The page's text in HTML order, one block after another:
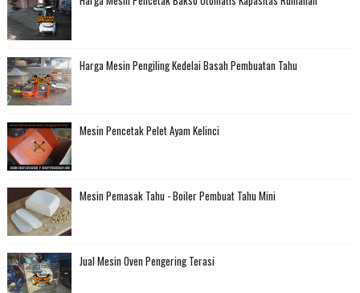
Harga Mesin Pengiling Kedelai Basah Pembuatan Tahu
Mesin Pencetak Pelet Ayam Kelinci
Mesin Pemasak Tahu - Boiler Pembuat Tahu Mini
Jual Mesin Oven Pengering Terasi